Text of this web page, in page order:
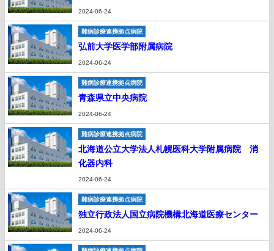
2024-06-24
難病診療連携拠点病院
弘前大学医学部附属病院
2024-06-24
難病診療連携拠点病院
青森県立中央病院
2024-06-24
難病診療連携拠点病院
北海道公立大学法人札幌医科大学附属病院 消
化器内科
2024-06-24
難病診療連携拠点病院
独立行政法人国立病院機構北海道医療センター
2024-06-24